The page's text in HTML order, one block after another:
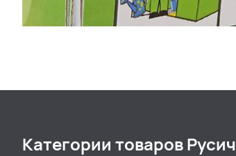
Категории товаров Русич